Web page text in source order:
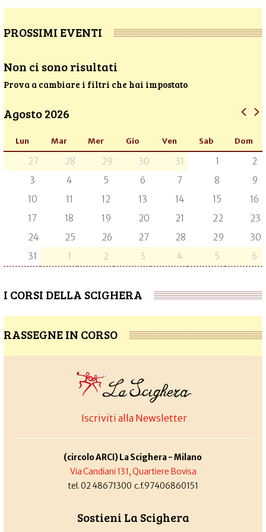
PROSSIMI EVENTI
Non ci sono risultati
Prova a cambiare i filtri che hai impostato
Agosto 2026
Lun Mar Mer Gio Ven Sab Dom
27 28 29 30 31 1
2
3
4 5 6 7 8
9
10
11 12 13 14 15
16
17
18 19 20 21 22
23
24
25 26 27 28 29
30
31
1 2 3 4 5 6
I CORSI DELLA SCIGHERA
RASSEGNE IN CORSO
Iscriviti alla Newsletter
(circolo ARCI) La Scighera - Milano
Via Candiani 131, Quartiere Bovisa
tel. 02 48671300 c.f.97406860151
Sostieni La Scighera